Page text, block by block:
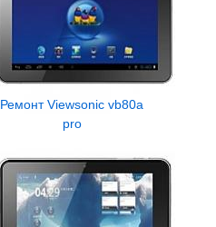
Ремонт Viewsonic vb80a
pro